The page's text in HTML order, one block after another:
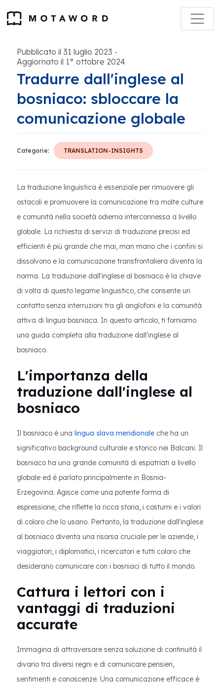
Pubblicato il 31 luglio 2023 -
Aggiornato il 1° ottobre 2024
Tradurre dall'inglese al
bosniaco: sbloccare la
comunicazione globale
Categorie: TRANSLATION-INSIGHTS
La traduzione linguistica è essenziale per rimuovere gli
ostacoli e promuovere la comunicazione tra molte culture
e comunità nella società odierna interconnessa a livello
globale. La richiesta di servizi di traduzione precisi ed
efficienti è più grande che mai, man mano che i confini si
dissolvono e la comunicazione transfrontaliera diventa la
norma. La traduzione dall'inglese al bosniaco è la chiave
di volta di questo legame linguistico, che consente un
contatto senza interruzioni tra gli anglofoni e la comunità
attiva di lingua bosniaca. In questo articolo, ti forniamo
una guida completa alla traduzione dall'inglese al
bosniaco.
L'importanza della
traduzione dall'inglese al
bosniaco
Il bosniaco è una lingua slava meridionale che ha un
significativo background culturale e storico nei Balcani. Il
bosniaco ha una grande comunità di espatriati a livello
globale ed è parlato principalmente in Bosnia-
Erzegovina. Agisce come una potente forma di
espressione, che riflette la ricca storia, i costumi e i valori
di coloro che lo usano. Pertanto, la traduzione dall'inglese
al bosniaco diventa una risorsa cruciale per le aziende, i
viaggiatori, i diplomatici, i ricercatori e tutti coloro che
desiderano comunicare con i bosniaci di tutto il mondo.
Cattura i lettori con i
vantaggi di traduzioni
accurate
Immagina di attraversare senza soluzione di continuità il
divario tra diversi regni e di comunicare pensieri,
sentimenti e conoscenze. Una comunicazione efficace è